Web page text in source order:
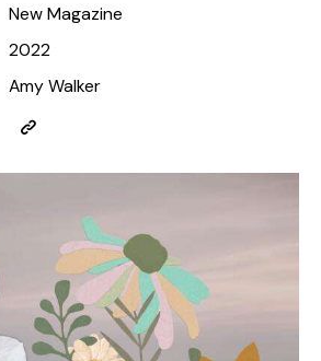
New Magazine
2022
Amy Walker